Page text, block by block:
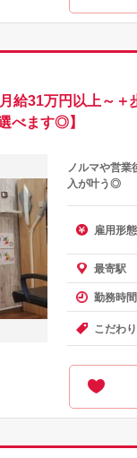
給31万円以上～
べます◎】
ノルマや営業
入が叶う◎
雇用形
最寄駅
勤務時間
こだわり